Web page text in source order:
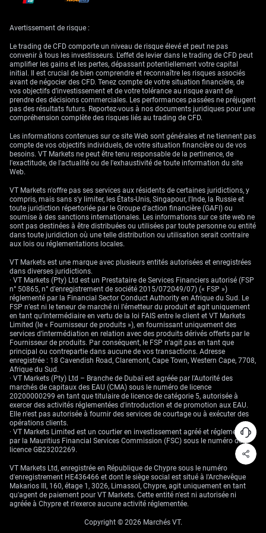
environ
un cinquièmedes flux mondiaux de pétrole et de gaz naturel
l’inflation.
Vessels carrying Middle East oil, LNG exit Hormuz, head
for Pakistan, Chinahttps://t.co/B84M7k8e4N
https://t.co/B84M7k8e4N
— Reuters (@Reuters)May 25, 2026
Pour la Chine, des prix du pétrole plus bas réduisent l’inflation importée
(hausse des prix venant de l’étranger) et améliorent l’environnement
extérieur des économies importatrices d’énergie. Cela diminue aussi la
demande de dollars comme valeur refuge. Les actifs risqués ont réagi
rapidement : les contrats à terme sur le Nasdaq ont gagné1,2%, ceux
sur le S&P0,7%, le Nikkei a bondi de 3%au-dessus de65.000 , et l’indice
MSCI Asie-Pacifique hors Japon a progressé de 1% .
performance gap between regional lenders with weaker
investment portfolios and those with stronger holdings,
according to analystshttps://t.co/65zgibJG6f
— Bloomberg (@business)May 24, 2026
La hausse du yuan ne s’explique toutefois pas seulement par ces
l’ouverture, la banque centrale a fixé le cours pivot à6,8318par dollar,
son niveau le plus fort depuis le
pips(0,0438 yuan) au-dessus d’une estimation à 6,7880, ce qui montre
que Pékin accepte une appréciation (hausse de la monnaie), tout en
cherchant à en freiner le rythme.
La PBoC privilégie la stabilité
Le message de la PBoC reste équilibré. La banque centrale fixe souvent
un cours pivot moins favorable au yuan que prévu, ce que le marché
interprète comme une volonté de stabiliser la devise et d’éviter une
hausse trop rapide.
Cette approche permet de gérer deux risques. Un yuan plus fort limite
l’inflation importée et envoie un signal de confiance. Mais une hausse
trop rapide peut pénaliser les exportateurs et durcir les conditions
financières (financement plus coûteux), alors que la Chine a besoin de
marge de manœuvre de politique économique.
China’s cross-border inflow resumed in April following a
reversal in March, reinforcing confidence in the economy
— Bloomberg (@business)May 19, 2026
Le yuan au comptant (prix immédiat, par opposition aux contrats à
terme) peut varier de2%de part et d’autre du cours pivot chaque jour.
sans provoquer un mouvement brutal. Zhu Feng, économiste en chef
Avertissement de risque :
Le trading de CFD comporte un niveau de risque élevé et peut ne pas
convenir à tous les investisseurs. L'effet de levier dans le trading de CFD peut
amplifier les gains et les pertes, dépassant potentiellement votre capital
initial. Il est crucial de bien comprendre et reconnaître les risques associés
avant de négocier des CFD. Tenez compte de votre situation financière, de
vos objectifs d’investissement et de votre tolérance au risque avant de
prendre des décisions commerciales. Les performances passées ne préjugent
pas des résultats futurs. Reportez-vous à nos documents juridiques pour une
compréhension complète des risques liés au trading de CFD.
Les informations contenues sur ce site Web sont générales et ne tiennent pas
compte de vos objectifs individuels, de votre situation financière ou de vos
besoins. VT Markets ne peut être tenu responsable de la pertinence, de
l'exactitude, de l'actualité ou de l'exhaustivité de toute information du site
Web.
VT Markets n'offre pas ses services aux résidents de certaines juridictions, y
compris, mais sans s'y limiter, les États-Unis, Singapour, l'Inde, la Russie et
toute juridiction répertoriée par le Groupe d'action financière (GAFI) ou
soumise à des sanctions internationales. Les informations sur ce site web ne
sont pas destinées à être distribuées ou utilisées par toute personne ou entité
dans toute juridiction où une telle distribution ou utilisation serait contraire
aux lois ou réglementations locales.
VT Markets est une marque avec plusieurs entités autorisées et enregistrées
dans diverses juridictions.
· VT Markets (Pty) Ltd est un Prestataire de Services Financiers autorisé (FSP
n° 50865, n° d’enregistrement de société 2015/072049/07) (« FSP »)
réglementé par la Financial Sector Conduct Authority en Afrique du Sud. Le
FSP n’est ni le teneur de marché ni l’émetteur du produit et agit uniquement
en tant qu’intermédiaire en vertu de la loi FAIS entre le client et VT Markets
Limited (le « Fournisseur de produits »), en fournissant uniquement des
services d’intermédiation en relation avec des produits dérivés offerts par le
Fournisseur de produits. Par conséquent, le FSP n’agit pas en tant que
principal ou contrepartie dans aucune de vos transactions. Adresse
enregistrée : 18 Cavendish Road, Claremont, Cape Town, Western Cape, 7708,
Afrique du Sud.
· VT Markets (Pty) Ltd – Branche de Dubaï est agréée par l'Autorité des
marchés de capitaux des EAU (CMA) sous le numéro de licence
20200000299 en tant que titulaire de licence de catégorie 5, autorisée à
exercer des activités réglementées d'introduction et de promotion aux EAU.
Elle n'est pas autorisée à fournir des services de courtage ou à exécuter des
opérations clients.
· VT Markets Limited est un courtier en investissement agréé et réglementé
par la Mauritius Financial Services Commission (FSC) sous le numéro de
licence GB23202269.
VT Markets Ltd, enregistrée en République de Chypre sous le numéro
d'enregistrement HE436466 et dont le siège social est situé à l'Archevêque
Makarios III, 160, étage 1, 3026, Limassol, Chypre, agit uniquement en tant
qu'agent de paiement pour VT Markets. Cette entité n'est ni autorisée ni
agréée à Chypre et n'exerce aucune activité réglementée.
Copyright © 2026 Marchés VT.